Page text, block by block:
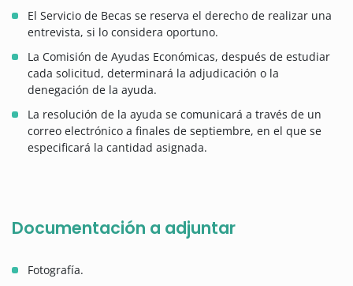
El Servicio de Becas se reserva el derecho de realizar una
entrevista, si lo considera oportuno.
La Comisión de Ayudas Económicas, después de estudiar
cada solicitud, determinará la adjudicación o la
denegación de la ayuda.
La resolución de la ayuda se comunicará a través de un
correo electrónico a finales de septiembre, en el que se
especificará la cantidad asignada.
Documentación a adjuntar
Fotografía.